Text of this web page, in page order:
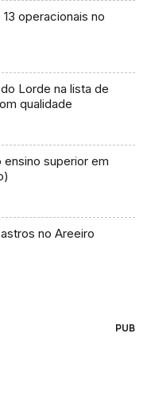
operacionais no
Lorde na lista de
qualidade
ensino superior em
no Areeiro
PUB